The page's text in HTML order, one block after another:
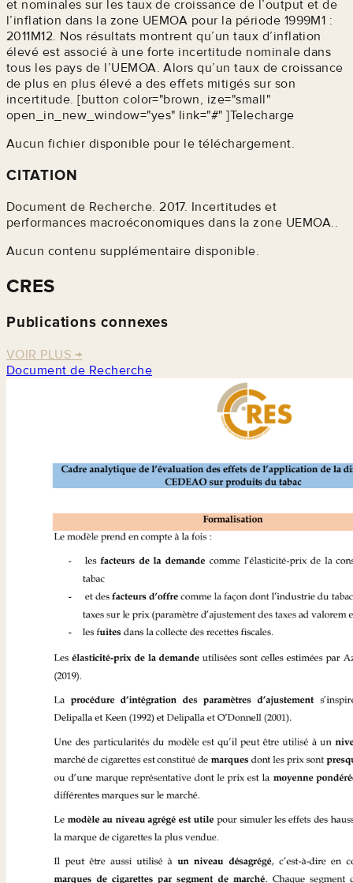
et nominales sur les taux de croissance de l’output et de
l’inflation dans la zone UEMOA pour la période 1999M1 :
2011M12. Nos résultats montrent qu’un taux d’inflation
élevé est associé à une forte incertitude nominale dans
tous les pays de l’UEMOA. Alors qu’un taux de croissance
de plus en plus élevé a des effets mitigés sur son
incertitude. [button color="brown, ize="small"
open_in_new_window="yes" link="#" ]Telecharge
Aucun fichier disponible pour le téléchargement.
CITATION
Document de Recherche. 2017. Incertitudes et
performances macroéconomiques dans la zone UEMOA..
Aucun contenu supplémentaire disponible.
CRES
Publications connexes
VOIR PLUS →
Document de Recherche